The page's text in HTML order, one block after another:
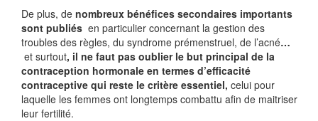
De plus, de nombreux bénéfices secondaires importants
sont publiés en particulier concernant la gestion des
troubles des règles, du syndrome prémenstruel, de l’acné…
et surtout, il ne faut pas oublier le but principal de la
contraception hormonale en termes d’efficacité
contraceptive qui reste le critère essentiel, celui pour
laquelle les femmes ont longtemps combattu afin de maitriser
leur fertilité.